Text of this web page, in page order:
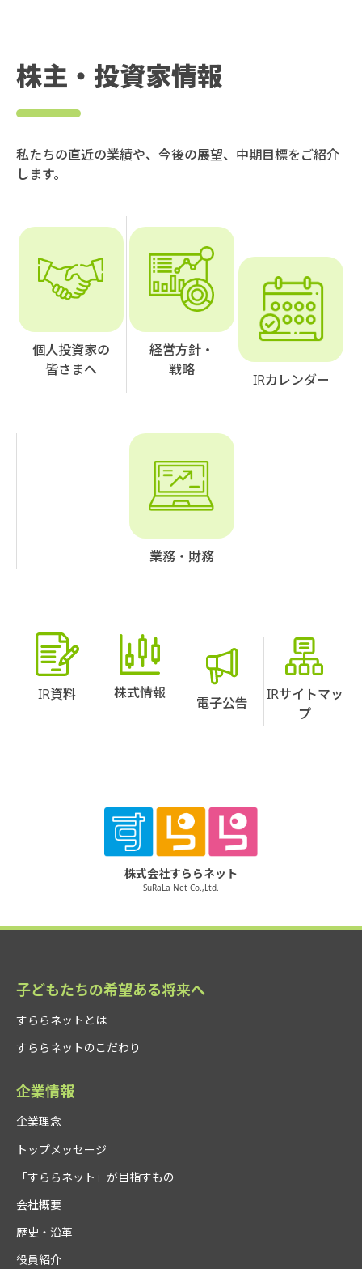
株主・投資家情報
私たちの直近の業績や、今後の展望、中期目標をご紹介
します。
個人投資家の
皆さまへ
経営方針・
戦略
IRカレンダー
業務・財務
IR資料 株式情報
電子公告
IRサイトマッ
プ
株式会社すららネット
SuRaLa Net Co.,Ltd.
子どもたちの希望ある将来へ
すららネットとは
すららネットのこだわり
企業情報
企業理念
トップメッセージ
「すららネット」が目指すもの
会社概要
歴史・沿革
役員紹介